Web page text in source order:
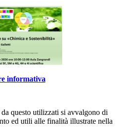
informativa
questo utilizzati si avvalgono di
ed utili alle finalità illustrate nella